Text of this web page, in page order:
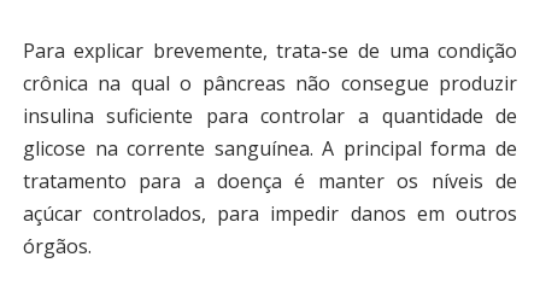
Para explicar brevemente, trata-se de uma condição
crônica na qual o pâncreas não consegue produzir
insulina suficiente para controlar a quantidade de
glicose na corrente sanguínea. A principal forma de
tratamento para a doença é manter os níveis de
açúcar controlados, para impedir danos em outros
órgãos.